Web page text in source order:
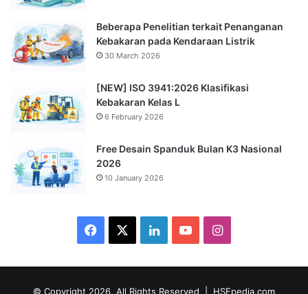
Beberapa Penelitian terkait Penanganan
Kebakaran pada Kendaraan Listrik
30 March 2026
[NEW] ISO 3941:2026 Klasifikasi
Kebakaran Kelas L
6 February 2026
Free Desain Spanduk Bulan K3 Nasional
2026
10 January 2026
Facebook LinkedInYouTubeInstagram
© Copyright 2026, All Rights Reserved | HSEpedia.com